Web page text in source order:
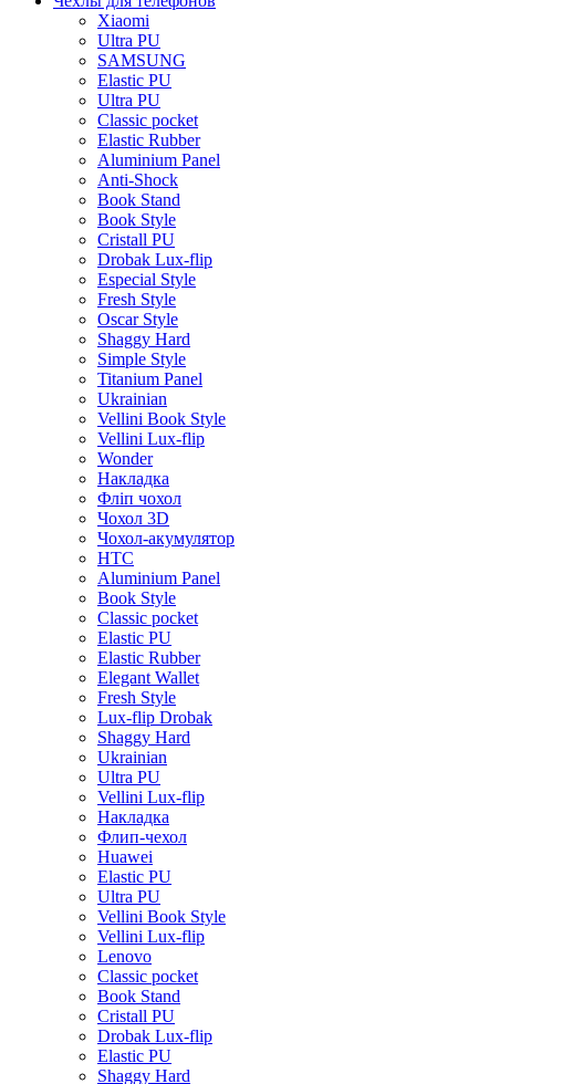
Xiaomi
Ultra PU
SAMSUNG
Elastic PU
Ultra PU
Classic pocket
Elastic Rubber
Aluminium Panel
Anti-Shock
Book Stand
Book Style
Cristall PU
Drobak Lux-flip
Especial Style
Fresh Style
Oscar Style
Shaggy Hard
Simple Style
Titanium Panel
Ukrainian
Vellini Book Style
Vellini Lux-flip
Wonder
Накладка
Фліп чохол
Чохол 3D
Чохол-акумулятор
HTC
Aluminium Panel
Book Style
Classic pocket
Elastic PU
Elastic Rubber
Elegant Wallet
Fresh Style
Lux-flip Drobak
Shaggy Hard
Ukrainian
Ultra PU
Vellini Lux-flip
Накладка
Флип-чехол
Huawei
Elastic PU
Ultra PU
Vellini Book Style
Vellini Lux-flip
Lenovo
Classic pocket
Book Stand
Cristall PU
Drobak Lux-flip
Elastic PU
Shaggy Hard